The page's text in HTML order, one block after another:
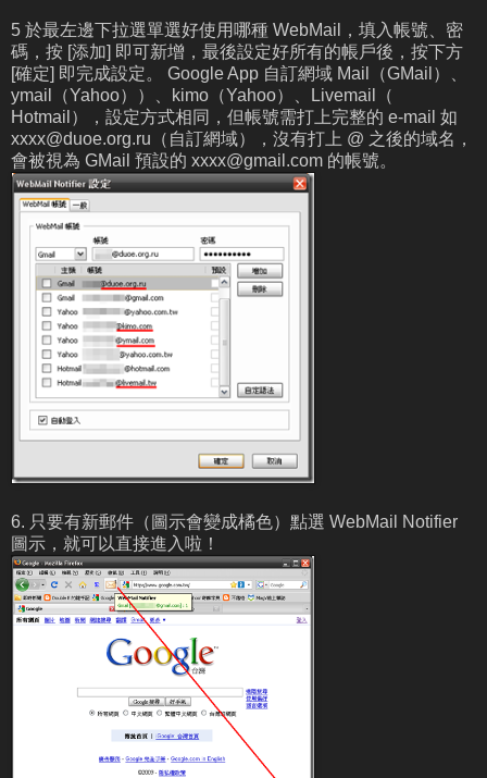
5 於最左邊下拉選單選好使用哪種 WebMail，填入帳號、密
碼，按 [添加] 即可新增，最後設定好所有的帳戶後，按下方
[確定] 即完成設定。 Google App 自訂網域 Mail（GMail）、
ymail（Yahoo））、kimo（Yahoo）、Livemail（
Hotmail），設定方式相同，但帳號需打上完整的 e-mail 如
xxxx@duoe.org.ru （自訂網域），沒有打上 @ 之後的域名，
會被視為 GMail 預設的 xxxx@gmail.com 的帳號。
6. 只要有新郵件（圖示會變成橘色）點選 WebMail Notifier
圖示，就可以直接進入啦！